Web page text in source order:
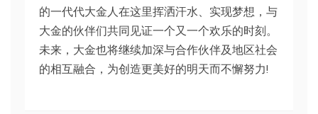
的一代代大金人在这里挥洒汗水、实现梦想，与
大金的伙伴们共同见证一个又一个欢乐的时刻。
未来，大金也将继续加深与合作伙伴及地区社会
的相互融合，为创造更美好的明天而不懈努力!